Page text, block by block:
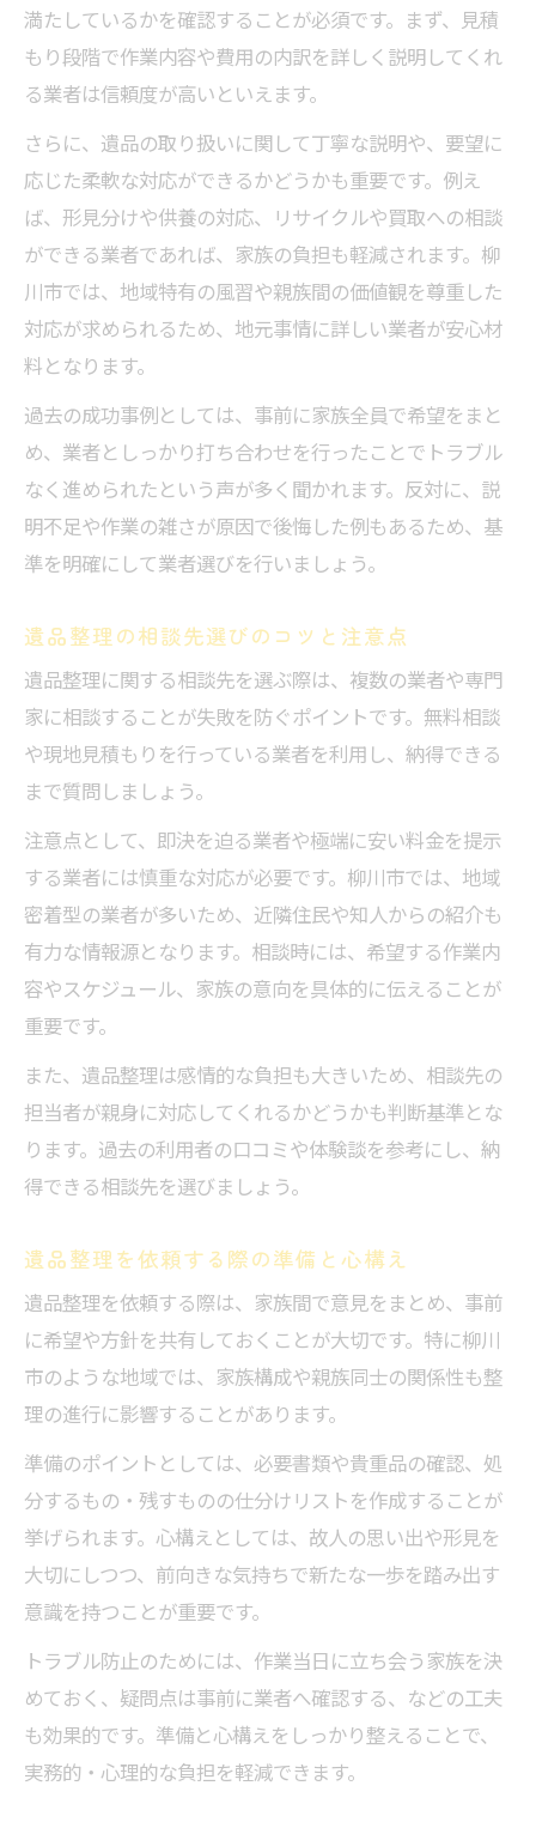
満たしているかを確認することが必須です。まず、見積
もり段階で作業内容や費用の内訳を詳しく説明してくれ
る業者は信頼度が高いといえます。
さらに、遺品の取り扱いに関して丁寧な説明や、要望に
応じた柔軟な対応ができるかどうかも重要です。例え
ば、形見分けや供養の対応、リサイクルや買取への相談
ができる業者であれば、家族の負担も軽減されます。柳
川市では、地域特有の風習や親族間の価値観を尊重した
対応が求められるため、地元事情に詳しい業者が安心材
料となります。
過去の成功事例としては、事前に家族全員で希望をまと
め、業者としっかり打ち合わせを行ったことでトラブル
なく進められたという声が多く聞かれます。反対に、説
明不足や作業の雑さが原因で後悔した例もあるため、基
準を明確にして業者選びを行いましょう。
遺品整理の相談先選びのコツと注意点
遺品整理に関する相談先を選ぶ際は、複数の業者や専門
家に相談することが失敗を防ぐポイントです。無料相談
や現地見積もりを行っている業者を利用し、納得できる
まで質問しましょう。
注意点として、即決を迫る業者や極端に安い料金を提示
する業者には慎重な対応が必要です。柳川市では、地域
密着型の業者が多いため、近隣住民や知人からの紹介も
有力な情報源となります。相談時には、希望する作業内
容やスケジュール、家族の意向を具体的に伝えることが
重要です。
また、遺品整理は感情的な負担も大きいため、相談先の
担当者が親身に対応してくれるかどうかも判断基準とな
ります。過去の利用者の口コミや体験談を参考にし、納
得できる相談先を選びましょう。
遺品整理を依頼する際の準備と心構え
遺品整理を依頼する際は、家族間で意見をまとめ、事前
に希望や方針を共有しておくことが大切です。特に柳川
市のような地域では、家族構成や親族同士の関係性も整
理の進行に影響することがあります。
準備のポイントとしては、必要書類や貴重品の確認、処
分するもの・残すものの仕分けリストを作成することが
挙げられます。心構えとしては、故人の思い出や形見を
大切にしつつ、前向きな気持ちで新たな一歩を踏み出す
意識を持つことが重要です。
トラブル防止のためには、作業当日に立ち会う家族を決
めておく、疑問点は事前に業者へ確認する、などの工夫
も効果的です。準備と心構えをしっかり整えることで、
実務的・心理的な負担を軽減できます。